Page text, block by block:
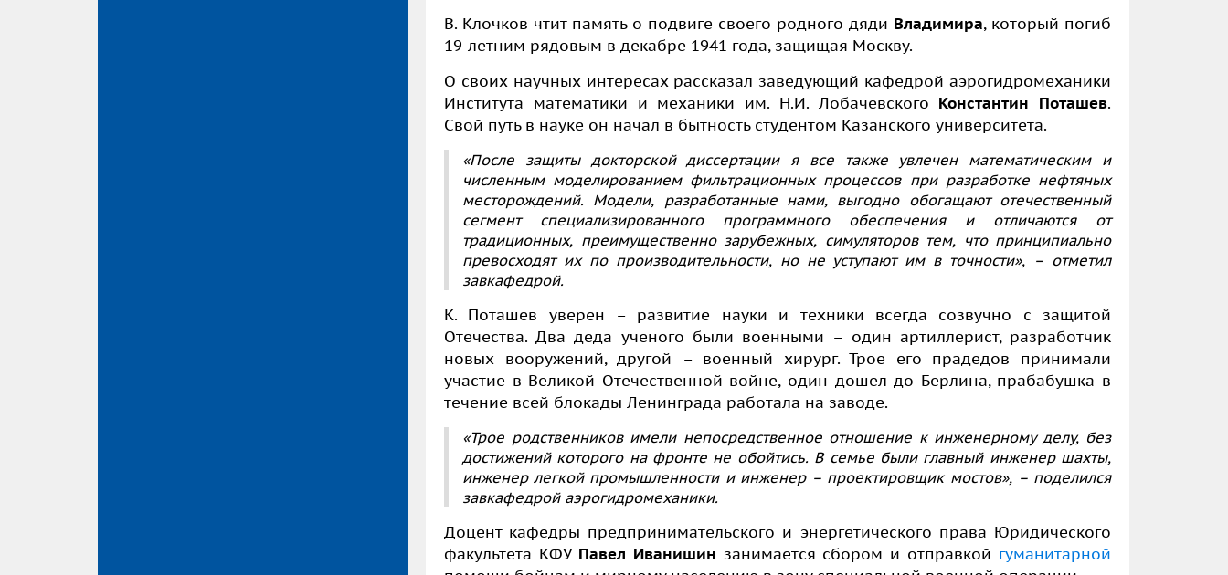
В. Клочков чтит память о подвиге своего родного дяди Владимира, который погиб
19-летним рядовым в декабре 1941 года, защищая Москву.
О своих научных интересах рассказал заведующий кафедрой аэрогидромеханики
Института математики и механики им. Н.И. Лобачевского Константин Поташев.
Свой путь в науке он начал в бытность студентом Казанского университета.
«После защиты докторской диссертации я все также увлечен математическим и
численным моделированием фильтрационных процессов при разработке нефтяных
месторождений. Модели, разработанные нами, выгодно обогащают отечественный
сегмент специализированного программного обеспечения и отличаются от
традиционных, преимущественно зарубежных, симуляторов тем, что принципиально
превосходят их по производительности, но не уступают им в точности», – отметил
завкафедрой.
К. Поташев уверен – развитие науки и техники всегда созвучно с защитой
Отечества. Два деда ученого были военными – один артиллерист, разработчик
новых вооружений, другой – военный хирург. Трое его прадедов принимали
участие в Великой Отечественной войне, один дошел до Берлина, прабабушка в
течение всей блокады Ленинграда работала на заводе.
«Трое родственников имели непосредственное отношение к инженерному делу, без
достижений которого на фронте не обойтись. В семье были главный инженер шахты,
инженер легкой промышленности и инженер – проектировщик мостов», – поделился
завкафедрой аэрогидромеханики.
Доцент кафедры предпринимательского и энергетического права Юридического
факультета КФУ Павел Иванишин занимается сбором и отправкой гуманитарной